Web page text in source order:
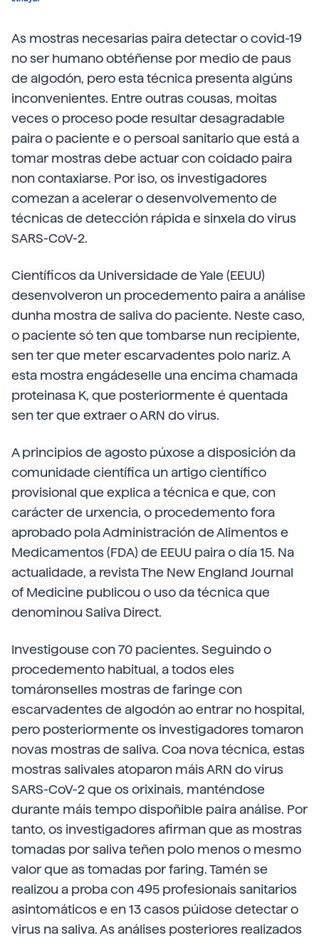
As mostras necesarias paira detectar o covid-19
no ser humano obtéñense por medio de paus
de algodón, pero esta técnica presenta algúns
inconvenientes. Entre outras cousas, moitas
veces o proceso pode resultar desagradable
paira o paciente e o persoal sanitario que está a
tomar mostras debe actuar con coidado paira
non contaxiarse. Por iso, os investigadores
comezan a acelerar o desenvolvemento de
técnicas de detección rápida e sinxela do virus
SARS-CoV-2.
Científicos da Universidade de Yale (EEUU)
desenvolveron un procedemento paira a análise
dunha mostra de saliva do paciente. Neste caso,
o paciente só ten que tombarse nun recipiente,
sen ter que meter escarvadentes polo nariz. A
esta mostra engádeselle una encima chamada
proteinasa K, que posteriormente é quentada
sen ter que extraer o ARN do virus.
A principios de agosto púxose a disposición da
comunidade científica un artigo científico
provisional que explica a técnica e que, con
carácter de urxencia, o procedemento fora
aprobado pola Administración de Alimentos e
Medicamentos (FDA) de EEUU paira o día 15. Na
actualidade, a revista The New England Journal
of Medicine publicou o uso da técnica que
denominou Saliva Direct.
Investigouse con 70 pacientes. Seguindo o
procedemento habitual, a todos eles
tomáronselles mostras de faringe con
escarvadentes de algodón ao entrar no hospital,
pero posteriormente os investigadores tomaron
novas mostras de saliva. Coa nova técnica, estas
mostras salivales atoparon máis ARN do virus
SARS-CoV-2 que os orixinais, manténdose
durante máis tempo dispoñible paira análise. Por
tanto, os investigadores afirman que as mostras
tomadas por saliva teñen polo menos o mesmo
valor que as tomadas por faring. Tamén se
realizou a proba con 495 profesionais sanitarios
asintomáticos e en 13 casos púidose detectar o
virus na saliva. As análises posteriores realizados